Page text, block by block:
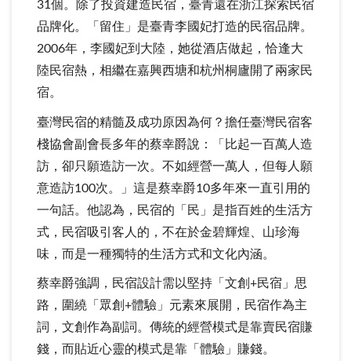
31個。除了投資建造民宿，臺青還在浙江探索民宿
品牌化。「留住」是臺青李國妃打造的民宿品牌。
2006年，李國妃到大陸，她從酒店做起，恰逢大
陸民宿熱，相繼在嘉興西塘和杭州桐廬開了兩家民
宿。
臺灣民宿的精髓及成功原因為何？擔任臺灣民宿客
棧協會副會長多年的蔡幸爵說：「比起一百萬人造
訪，卻只願造訪一次。不如經營一萬人，但每人願
意造訪100次。」這是蔡幸爵10多年來一直引用的
一句話。他認為，民宿的「民」是指百姓的生活方
式，民宿吸引客人的，不在於金碧輝煌、山珍海
味，而是一種獨特的生活方式和文化內涵。
蔡幸爵強調，民宿設計需以堅持「文創+民宿」思
路，圍繞「眾創+體驗」元素來展開，民宿作為主
詞，文創作為副詞。傳統的經營模式是靠賣民宿賺
錢，而貼近心靈的模式是靠「體驗」賺錢。